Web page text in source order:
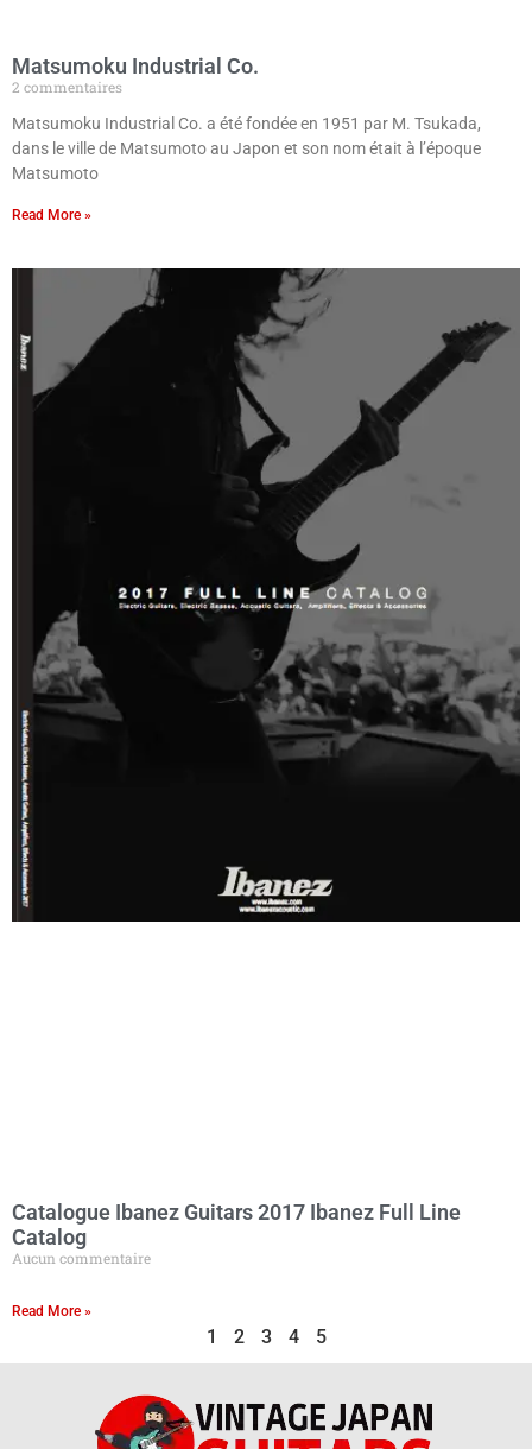
Matsumoku Industrial Co.
2 commentaires
Matsumoku Industrial Co. a été fondée en 1951 par M. Tsukada,
dans le ville de Matsumoto au Japon et son nom était à l’époque
Matsumoto
Read More »
Catalogue Ibanez Guitars 2017 Ibanez Full Line
Catalog
Aucun commentaire
Read More »
1 2 3 4 5